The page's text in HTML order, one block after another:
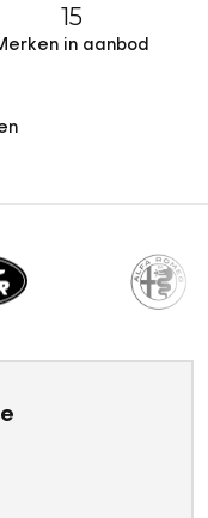
15
in aanbod